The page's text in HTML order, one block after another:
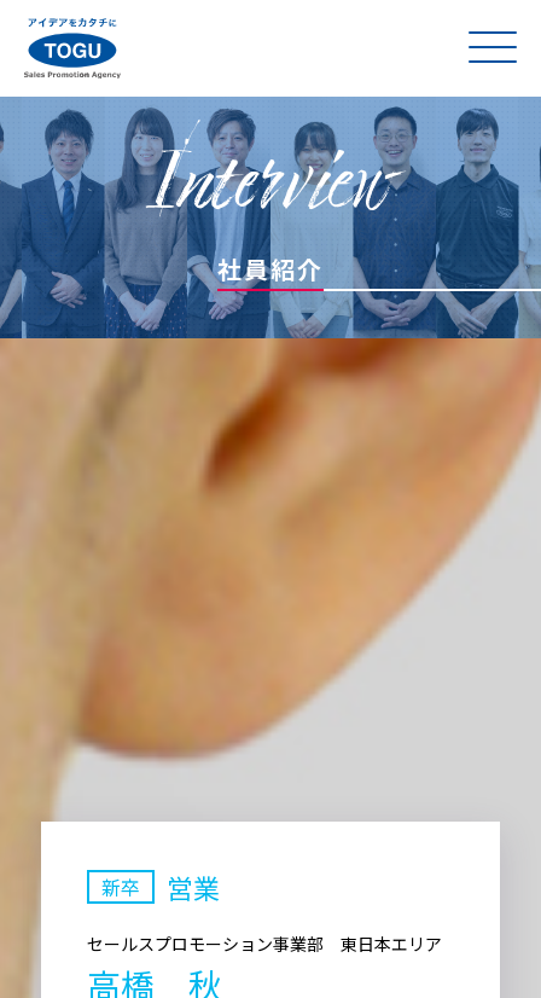
Interview
社員紹介
新卒 営業
セールスプロモーション事業部 東日本エリア
高橋 秋